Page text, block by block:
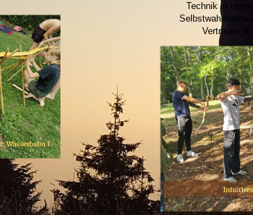
Technik in
Vertrauen &